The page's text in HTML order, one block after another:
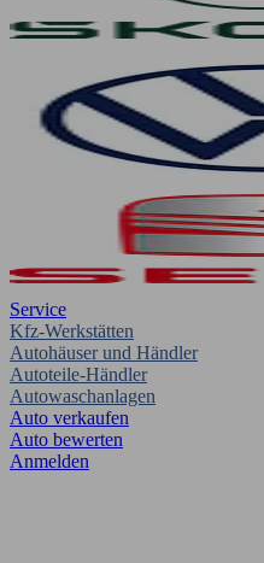
Service
Kfz-Werkstätten
Autohäuser und Händler
Autoteile-Händler
Autowaschanlagen
Auto verkaufen
Auto bewerten
Anmelden